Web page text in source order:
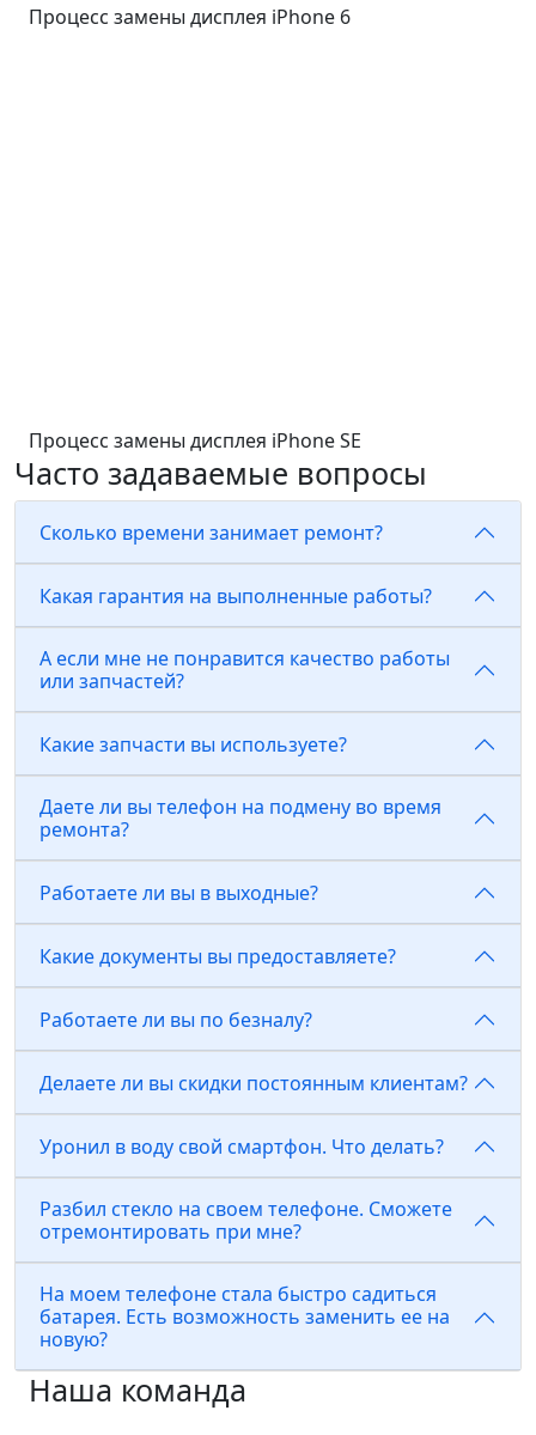
Процесс замены дисплея iPhone 6
Процесс замены дисплея iPhone SE
Часто задаваемые вопросы
Сколько времени занимает ремонт?
Какая гарантия на выполненные работы?
А если мне не понравится качество работы
или запчастей?
Какие запчасти вы используете?
Даете ли вы телефон на подмену во время
ремонта?
Работаете ли вы в выходные?
Какие документы вы предоставляете?
Работаете ли вы по безналу?
Делаете ли вы скидки постоянным клиентам?
Уронил в воду свой смартфон. Что делать?
Разбил стекло на своем телефоне. Сможете
отремонтировать при мне?
На моем телефоне стала быстро садиться
батарея. Есть возможность заменить ее на
новую?
Наша команда